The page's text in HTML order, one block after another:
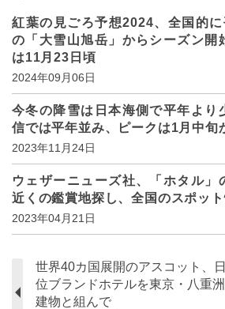
紅葉の見ごろ予想2024、全国的
の「大雪山旭岳」からシーズン開
は11月23日頃
2024年09月06日
今冬の降雪は日本海側で平年より
信では平年並み、ピークは1月中旬
2023年11月24日
ウェザーニューズ社、「ホタル」
近くの鑑賞地探し、全国のスポッ
2023年04月21日
世界40カ国展開のアスコット、
位ブランドホテルを東京・八重
建物と組んで